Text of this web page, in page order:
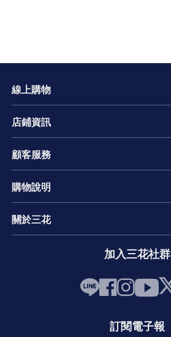
線上購物
店鋪資訊
顧客服務
購物說明
關於三花
加入三花社群
訂閱電子報